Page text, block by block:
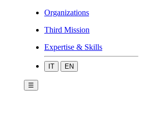
Organizations
Third Mission
Expertise & Skills
IT EN
☰